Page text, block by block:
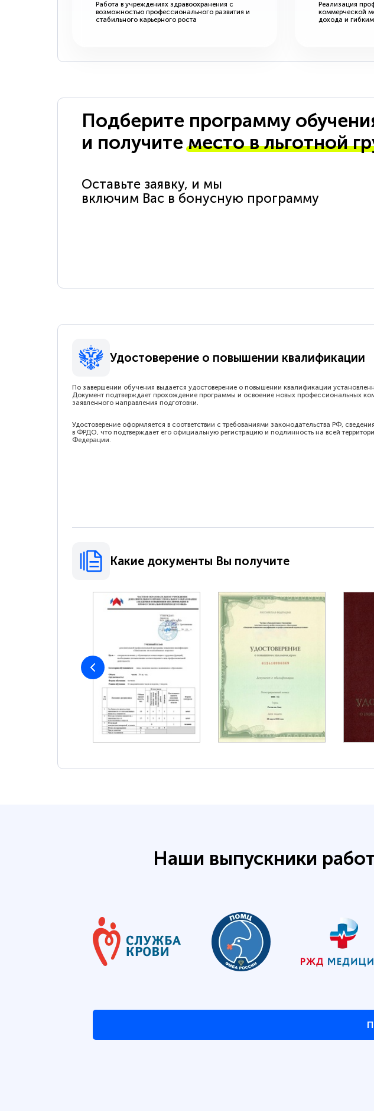
Работа в учреждениях здравоохранения с
возможностью профессионального развития и
стабильного карьерного роста
Реализация
коммерческой
дохода и
Подберите программу
и получитеместо в льготной
Оставьте заявку, и мы
включим Вас в бонусную программу
Удостоверение о повышении квалификации
По завершении обучения выдается удостоверение о повышении квалификации
Документ подтверждает прохождение программы и освоение новых профессиональных
заявленного направления подготовки.
Удостоверение оформляется в соответствии с требованиями законодательства РФ,
в ФРДО, что подтверждает его официальную регистрацию и подлинность на всей
Федерации.
Какие документы Вы получите
Наши выпускники